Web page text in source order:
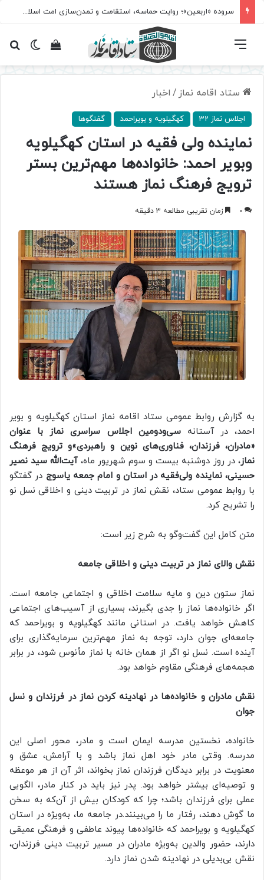
سروده‌ «اربعین»؛ روایت حماسه، استقامت و تمدن‌سازی امت اسلامی
تغییرمشاهده فهرست
ستاد اقامه نماز / اخبار
اجلاس نماز 32 کهگیلویه و بویراحمد گفتگوها
نماینده ولی فقیه در استان کهگیلویه
وبویر احمد: خانواده‌ها مهم‌ترین بستر
ترویج فرهنگ نماز هستند
0 زمان تقریبی مطالعه 3 دقیقه
به گزارش روابط عمومی ستاد اقامه نماز استان کهگیلویه و بویر
احمد، در آستانهسی‌ودومین اجلاس سراسری نماز با عنوان
«مادران، فرزندان، فناوری‌های نوین و راهبردی»و ترویج فرهنگ
نماز، در روز دوشنبه بیست و سوم شهریور ماه، آیت‌الله سید نصیر
حسینی، نماینده ولی‌فقیه در استان و امام جمعه یاسوج در گفتگو
با روابط عمومی ستاد، نقش نماز در تربیت دینی و اخلاقی نسل نو
را تشریح کرد.
متن کامل این گفت‌وگو به شرح زیر است:
نقش والای نماز در تربیت دینی و اخلاقی جامعه
نماز ستون دین و مایه سلامت اخلاقی و اجتماعی جامعه است.
اگر خانواده‌ها نماز را جدی بگیرند، بسیاری از آسیب‌های اجتماعی
کاهش خواهد یافت. در استانی مانند کهگیلویه و بویراحمد که
جامعه‌ای جوان دارد، توجه به نماز مهم‌ترین سرمایه‌گذاری برای
آینده است. نسل نو اگر از همان خانه با نماز مأنوس شود، در برابر
هجمه‌های فرهنگی مقاوم خواهد بود.
نقش مادران و خانواده‌ها در نهادینه کردن نماز در فرزندان و نسل
جوان
خانواده، نخستین مدرسه ایمان است و مادر، محور اصلی این
مدرسه. وقتی مادر خود اهل نماز باشد و با آرامش، عشق و
معنویت در برابر دیدگان فرزندان نماز بخواند، اثر آن از هر موعظه
و توصیه‌ای بیشتر خواهد بود. پدر نیز باید در کنار مادر، الگویی
عملی برای فرزندان باشد؛ چرا که کودکان بیش از آن‌که به سخن
ما گوش دهند، رفتار ما را می‌بینند.در جامعه ما، به‌ویژه در استان
کهگیلویه و بویراحمد که خانواده‌ها پیوند عاطفی و فرهنگی عمیقی
دارند، حضور والدین به‌ویژه مادران در مسیر تربیت دینی فرزندان،
نقش بی‌بدیلی در نهادینه شدن نماز دارد.